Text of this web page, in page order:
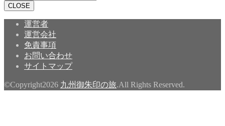
CLOSE
運営者
運営会社
免責事項
お問い合わせ
サイトマップ
©Copyright2026 九州御朱印の旅.All Rights Reserved.